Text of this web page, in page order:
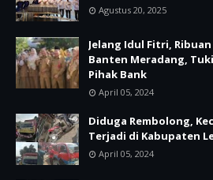
Agustus 20, 2025
Jelang Idul Fitri, Ribuan
Banten Meradang,
Pihak Bank
April 05, 2024
Diduga Rembolong,
Terjadi di Kabupaten
April 05, 2024